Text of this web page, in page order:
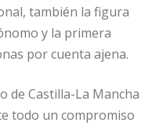
también la figura
y la primera
por cuenta ajena.
de Castilla-La Mancha
todo un compromiso